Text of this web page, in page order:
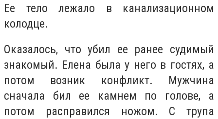
Ее тело лежало в канализационном
колодце.
Оказалось, что убил ее ранее судимый
знакомый. Елена была у него в гостях, а
потом возник конфликт. Мужчина
сначала бил ее камнем по голове, а
потом расправился ножом. С трупа